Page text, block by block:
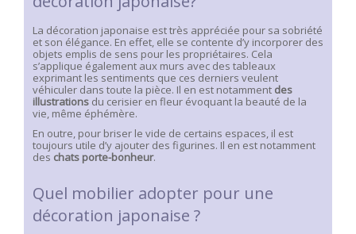
La décoration japonaise est très appréciée pour sa sobriété
et son élégance. En effet, elle se contente d’y incorporer des
objets emplis de sens pour les propriétaires. Cela
s’applique également aux murs avec des tableaux
exprimant les sentiments que ces derniers veulent
véhiculer dans toute la pièce. Il en est notamment des
illustrations du cerisier en fleur évoquant la beauté de la
vie, même éphémère.
En outre, pour briser le vide de certains espaces, il est
toujours utile d’y ajouter des figurines. Il en est notamment
des chats porte-bonheur.
Quel mobilier adopter pour une
décoration japonaise ?